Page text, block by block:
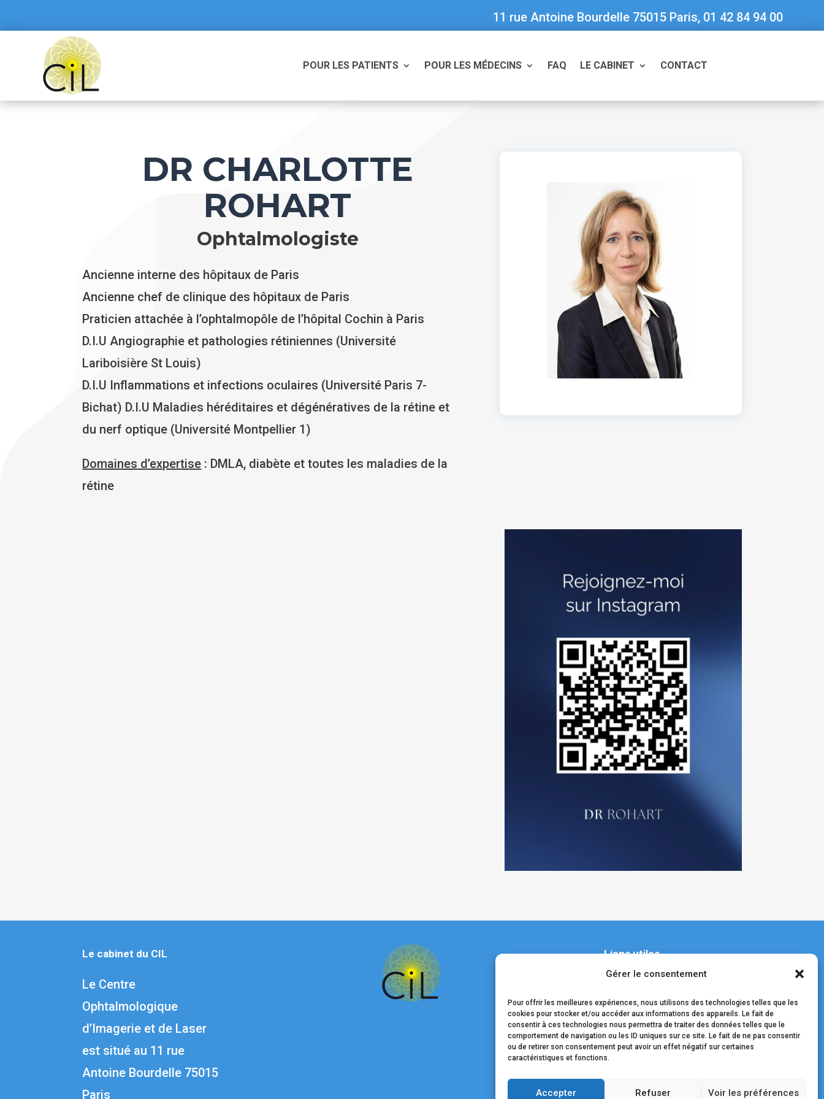
Gérer le consentement
Pour offrir les meilleures expériences, nous utilisons des technologies telles que les
cookies pour stocker et/ou accéder aux informations des appareils. Le fait de
consentir à ces technologies nous permettra de traiter des données telles que le
comportement de navigation ou les ID uniques sur ce site. Le fait de ne pas consentir
ou de retirer son consentement peut avoir un effet négatif sur certaines
caractéristiques et fonctions.
Accepter Refuser Voir les préférences
11 rue Antoine Bourdelle 75015 Paris, 01 42 84 94 00
POUR LES PATIENTS POUR LES MÉDECINS FAQ LE CABINET CONTACT
DR CHARLOTTE
ROHART
Ophtalmologiste
Ancienne interne des hôpitaux de Paris
Ancienne chef de clinique des hôpitaux de Paris
Praticien attachée à l’ophtalmopôle de l’hôpital Cochin à Paris
D.I.U Angiographie et pathologies rétiniennes (Université
Lariboisière St Louis)
D.I.U Inflammations et infections oculaires (Université Paris 7-
Bichat) D.I.U Maladies héréditaires et dégénératives de la rétine et
du nerf optique (Université Montpellier 1)
Domaines d’expertise : DMLA, diabète et toutes les maladies de la
rétine
Le cabinet du CIL
Le Centre
Ophtalmologique
d’Imagerie et de Laser
est situé au 11 rue
Antoine Bourdelle 75015
Paris
Liens utiles
Nos médecins
Mentions légales
Données personnelles